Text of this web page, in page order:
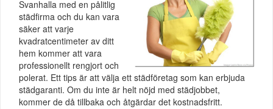
Svanhalla med en pålitlig
städfirma och du kan vara
säker att varje
kvadratcentimeter av ditt
hem kommer att vara
professionellt rengjort och
polerat. Ett tips är att välja ett städföretag som kan erbjuda
städgaranti. Om du inte är helt nöjd med städjobbet,
kommer de då tillbaka och åtgärdar det kostnadsfritt.